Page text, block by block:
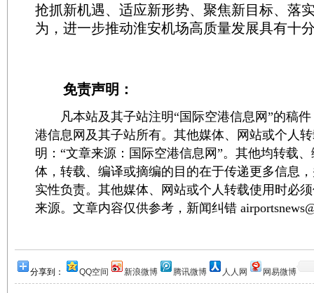
抢抓新机遇、适应新形势、聚焦新目标、落
为，进一步推动淮安机场高质量发展具有十
免责声明：
凡本站及其子站注明“国际空港信息网”的稿件
港信息网及其子站所有。其他媒体、网站或个人
明：“文章来源：国际空港信息网”。其他均转载
体，转载、编译或摘编的目的在于传递更多信息
实性负责。其他媒体、网站或个人转载使用时必
来源。文章内容仅供参考，新闻纠错
分享到： QQ空间 新浪微博 腾讯微博 人人网 网易微博